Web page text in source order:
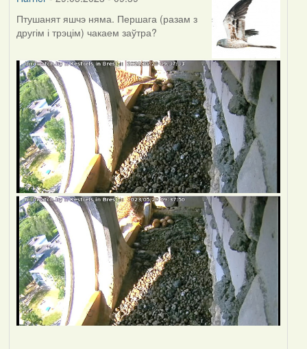
Птушанят яшчэ няма. Першага (разам з
другім і трэцім) чакаем заўтра?